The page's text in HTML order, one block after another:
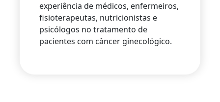
experiência de médicos, enfermeiros,
fisioterapeutas, nutricionistas e
psicólogos no tratamento de
pacientes com câncer ginecológico.